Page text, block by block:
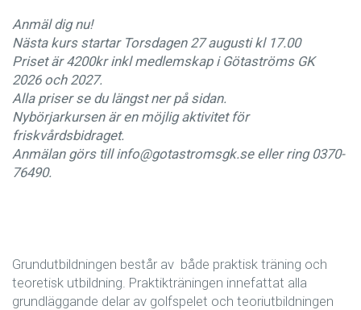
Anmäl dig nu!
Nästa kurs startar Torsdagen 27 augusti kl 17.00
Priset är 4200kr inkl medlemskap i Götaströms GK
2026 och 2027.
Alla priser se du längst ner på sidan.
Nybörjarkursen är en möjlig aktivitet för
friskvårdsbidraget.
Anmälan görs till info@gotastromsgk.se eller ring 0370-
76490.
Grundutbildningen består av både praktisk träning och
teoretisk utbildning. Praktikträningen innefattat alla
grundläggande delar av golfspelet och teoriutbildningen